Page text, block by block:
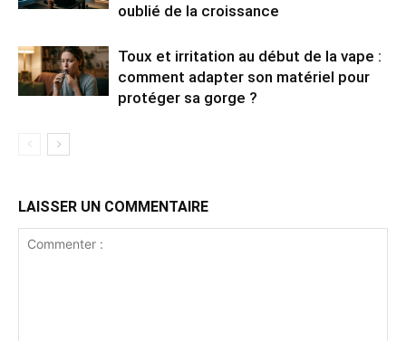
oublié de la croissance
Toux et irritation au début de la vape :
comment adapter son matériel pour
protéger sa gorge ?
LAISSER UN COMMENTAIRE